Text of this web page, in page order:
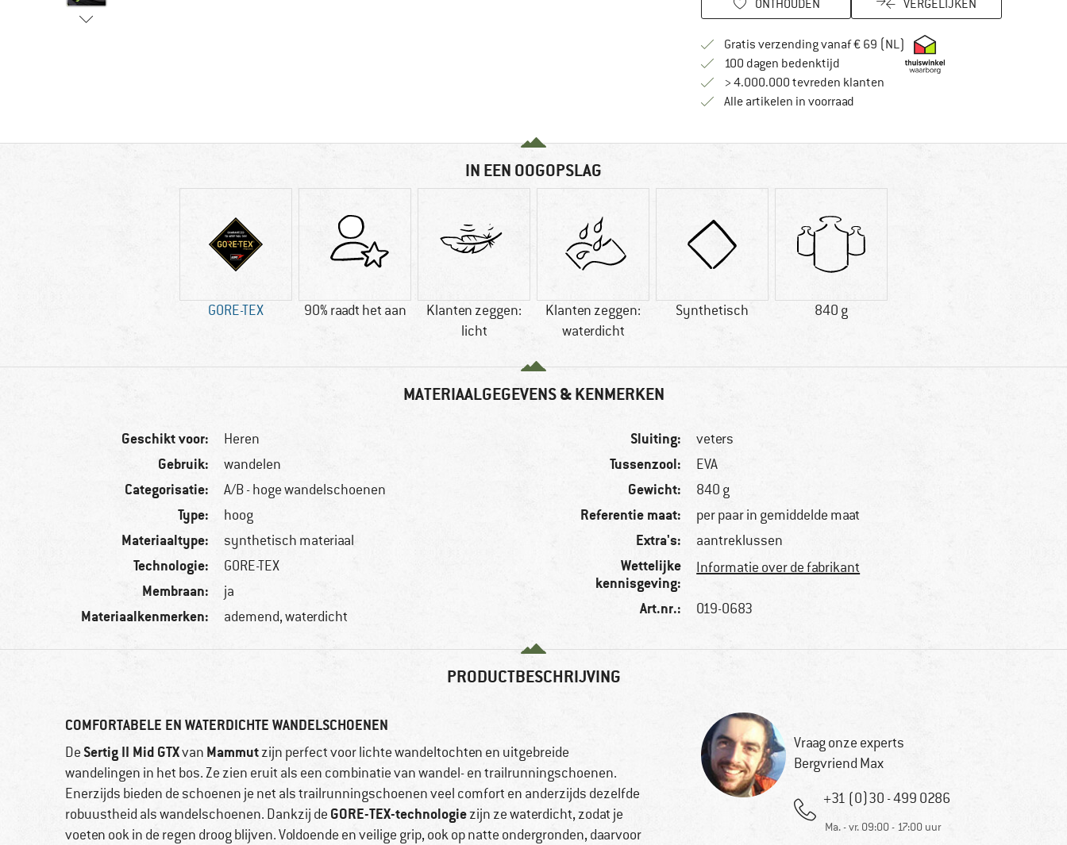
ONTHOUDEN VERGELIJKEN
Gratis verzending vanaf € 69 (NL) Vind hier de
100 dagen bedenktijdVind de betalingsinformatie hier! Opent in
> 4.000.000 tevreden klanten
Alle artikelen in voorraad
IN EEN OOGOPSLAG
GORE-TEX 90% raadt het aan
Klanten zeggen:
licht
Klanten zeggen:
waterdicht
Synthetisch 840 g
MATERIAALGEGEVENS & KENMERKEN
Geschikt voor: Heren
Gebruik: wandelen
Categorisatie: A/B - hoge wandelschoenen
Type: hoog
Materiaaltype: synthetisch materiaal
Technologie: GORE-TEX
Membraan: ja
Materiaalkenmerken: ademend, waterdicht
Sluiting: veters
Tussenzool: EVA
Gewicht: 840 g
Referentie maat: per paar in gemiddelde maat
Extra's: aantreklussen
Wettelijke
kennisgeving:
Informatie over de fabrikant
Art.nr.: 019-0683
PRODUCTBESCHRIJVING
COMFORTABELE EN WATERDICHTE WANDELSCHOENEN
DeSertig II Mid GTXvan Mammutzijn perfect voor lichte wandeltochten en uitgebreide
wandelingen in het bos. Ze zien eruit als een combinatie van wandel- en trailrunningschoenen.
Enerzijds bieden de schoenen je net als trailrunningschoenen veel comfort en anderzijds dezelfde
robuustheid als wandelschoenen. Dankzij de GORE-TEX-technologiezijn ze waterdicht, zodat je
voeten ook in de regen droog blijven. Voldoende en veilige grip, ook op natte ondergronden, daarvoor
Vraag onze experts
Bergvriend Max
+31 (0)30 - 499 0286
Ma. - vr. 09:00 - 17:00 uur